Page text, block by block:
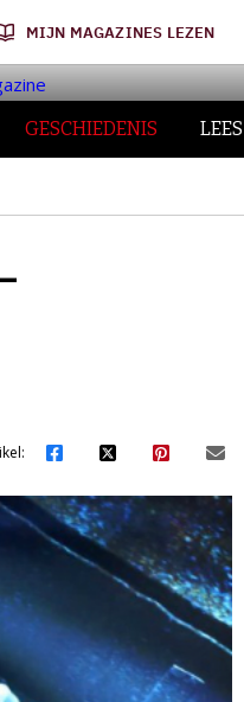
MIJN MAGAZINES LEZEN
GESCHIEDENIS